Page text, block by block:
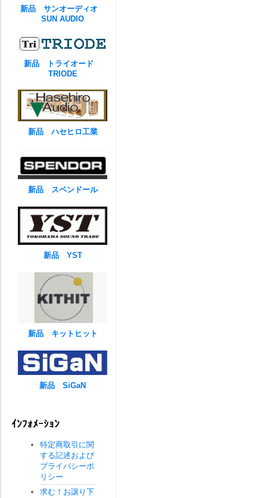
新品 サンオーディオ
SUN AUDIO
新品 トライオード
TRIODE
新品 ハセヒロ工業
新品 スペンドール
新品 YST
新品 キットヒット
新品 SiGaN
ｲﾝﾌｫﾒｰｼｮﾝ
特定商取引に関
する記述および
プライバシーポ
リシー
求む！お譲り下